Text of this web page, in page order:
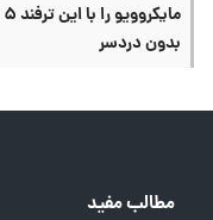
بدون دردسر
مطالب مفید